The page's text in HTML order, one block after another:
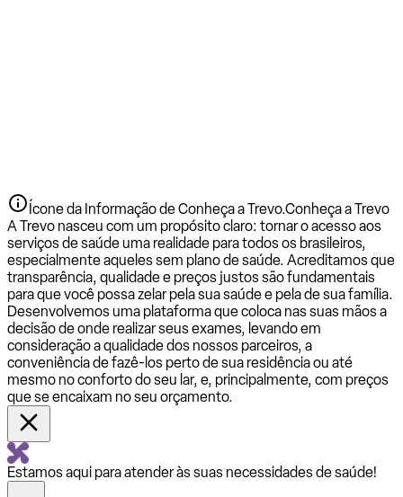
Ícone da Informação de Conheça a Trevo.Conheça a Trevo
A Trevo nasceu com um propósito claro: tornar o acesso aos
serviços de saúde uma realidade para todos os brasileiros,
especialmente aqueles sem plano de saúde. Acreditamos que
transparência, qualidade e preços justos são fundamentais
para que você possa zelar pela sua saúde e pela de sua família.
Desenvolvemos uma plataforma que coloca nas suas mãos a
decisão de onde realizar seus exames, levando em
consideração a qualidade dos nossos parceiros, a
conveniência de fazê-los perto de sua residência ou até
mesmo no conforto do seu lar, e, principalmente, com preços
que se encaixam no seu orçamento.
Estamos aqui para atender às suas necessidades de saúde!